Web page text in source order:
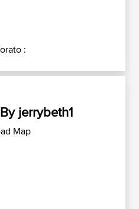
:
jerrybeth1
Map